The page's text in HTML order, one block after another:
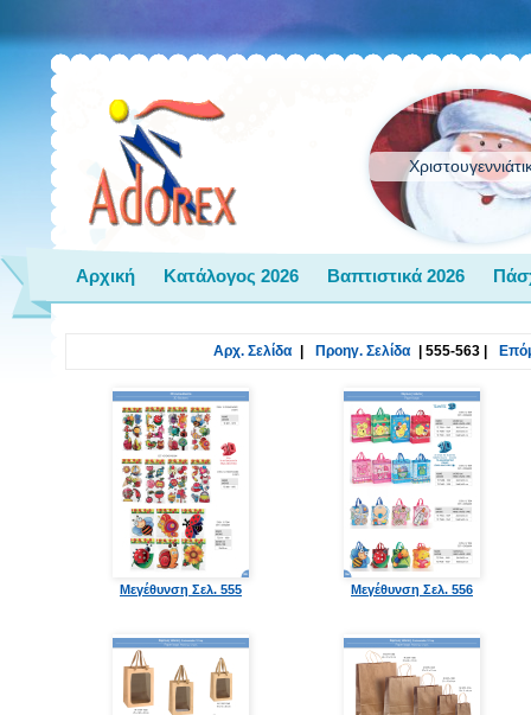
Αρχική Κατάλογος 2026 Βαπτιστικά 2026
Αρχ. Σελίδα Προηγ. Σελίδα 555-563
Μεγέθυνση Σελ. 555 Μεγέθυνση Σελ. 556